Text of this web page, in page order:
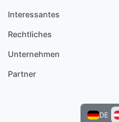
Interessantes
Rechtliches
Unternehmen
Partner
DE